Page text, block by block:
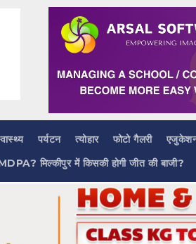
पर्यटन त्योहार फोटो गैलरी
मिल्कीपुर में किसकी होगी जीत की बाजी?